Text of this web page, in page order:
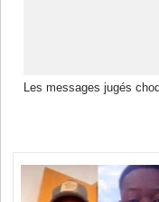
Les messages jugés